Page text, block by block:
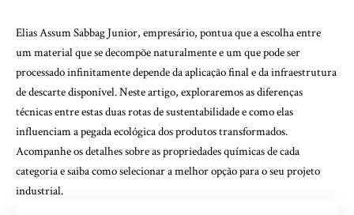
Elias Assum Sabbag Junior, empresário, pontua que a escolha entre
um material que se decompõe naturalmente e um que pode ser
processado infinitamente depende da aplicação final e da infraestrutura
de descarte disponível. Neste artigo, exploraremos as diferenças
técnicas entre estas duas rotas de sustentabilidade e como elas
influenciam a pegada ecológica dos produtos transformados.
Acompanhe os detalhes sobre as propriedades químicas de cada
categoria e saiba como selecionar a melhor opção para o seu projeto
industrial.